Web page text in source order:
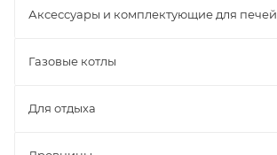
Аксессуары и комплектующие для печей
Газовые котлы
Для отдыха